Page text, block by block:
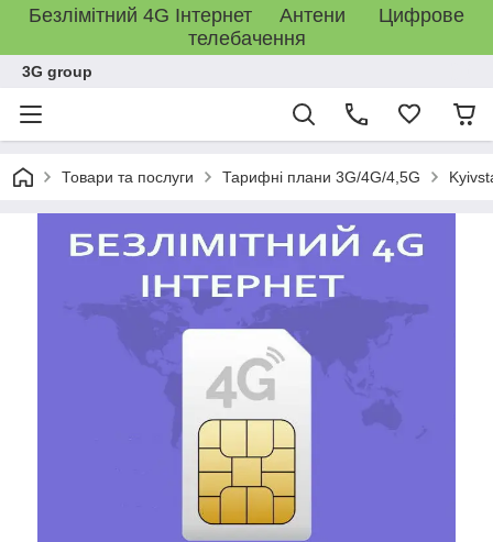
Безлімітний 4G Інтернет Антени Цифрове
телебачення
3G group
Товари та послуги Тарифні плани 3G/4G/4,5G